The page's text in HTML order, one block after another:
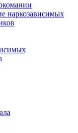
наркозависимых